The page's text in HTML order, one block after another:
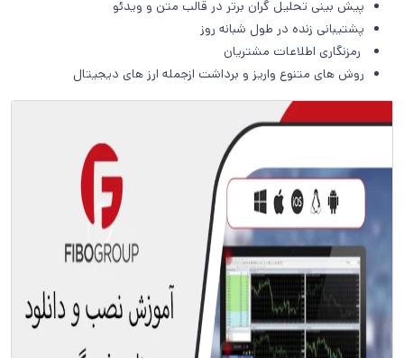
پیش بینی تحلیل گران برتر در قالب متن و ویدئو
پشتیبانی زنده در طول شبانه روز
رمزنگاری اطلاعات مشتریان
روش های متنوع واریز و برداشت ازجمله ارز های دیجیتال